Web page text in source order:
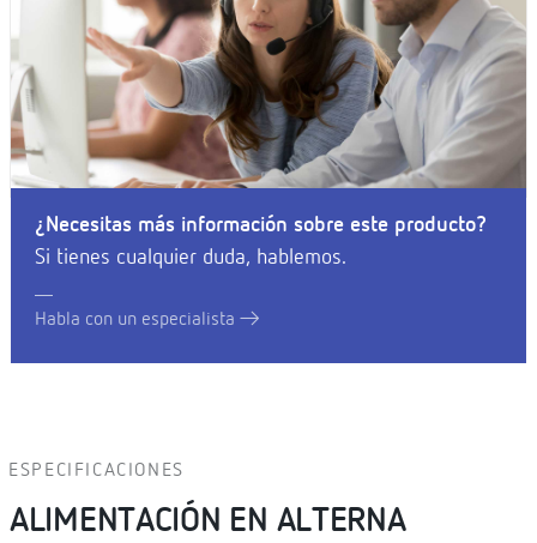
¿Necesitas más información sobre este producto?
Si tienes cualquier duda, hablemos.
Habla con un especialista
ESPECIFICACIONES
ALIMENTACIÓN EN ALTERNA